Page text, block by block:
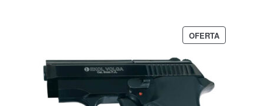
OFERTAPRODUCTO
EN